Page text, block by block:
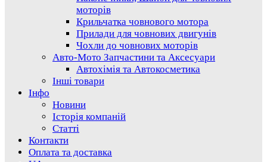
моторів
Крильчатка човнового мотора
Прилади для човнових двигунів
Чохли до човнових моторів
Авто-Мото Запчастини та Аксесуари
Автохімія та Автокосметика
Інші товари
Інфо
Новини
Історія компаній
Статті
Контакти
Оплата та доставка